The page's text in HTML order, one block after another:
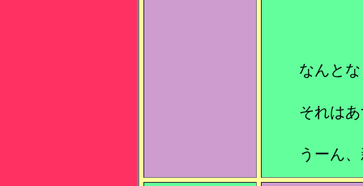
なんと
それは
うーん